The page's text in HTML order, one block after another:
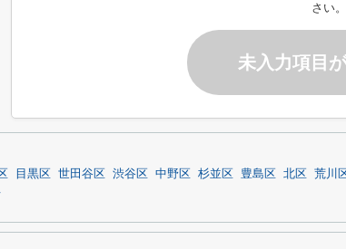
さい。
未入力項目
目黒区 世田谷区 渋谷区 中野区 杉並区 豊島区 北区 荒川